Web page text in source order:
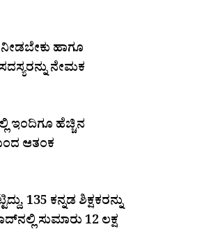
ಹಾಗೂ
ನೇಮಕ
ಇಂದಿಗೂ ಹೆಚ್ಚಿನ
ಆತಂಕ
135 ಕನ್ನಡ ಶಿಕ್ಷಕರನ್ನು
ಸುಮಾರು 12 ಲಕ್ಷ